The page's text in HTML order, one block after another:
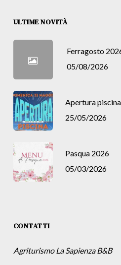
ULTIME NOVITÀ
Ferragosto
05/08/2026
Apertura
25/05/2026
Pasqua 2026
05/03/2026
CONTATTI
Agriturismo La Sapienza B&B